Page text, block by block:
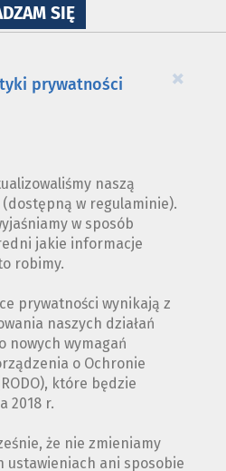
SIĘNA
WYKORZYSTANIE
×
prywatności
naszą
(dostępną w regulaminie).
w sposób
jakie informacje
robimy.
prywatności wynikają z
naszych działań
nowych wymagań
o Ochronie
które będzie
2018 r.
że nie zmieniamy
ustawieniach ani sposobie